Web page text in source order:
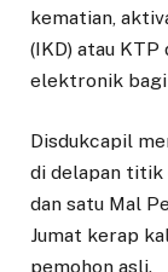
kematian,
(IKD) atau
elektronik bagi
​Disdukcapil
di delapan titik
dan satu Mal
Jumat kerap
pemohon asli.